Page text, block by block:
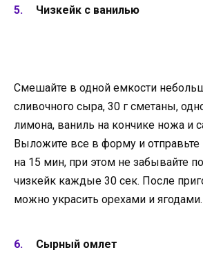
Чизкейк с ванилью
Смешайте в одной емкости
сливочного сыра, 30 г сметаны,
лимона, ваниль на кончике ножа и
Выложите все в форму и
на 15 мин, при этом не забывайте
чизкейк каждые 30 сек. После
можно украсить орехами и ягодами.
Сырный омлет